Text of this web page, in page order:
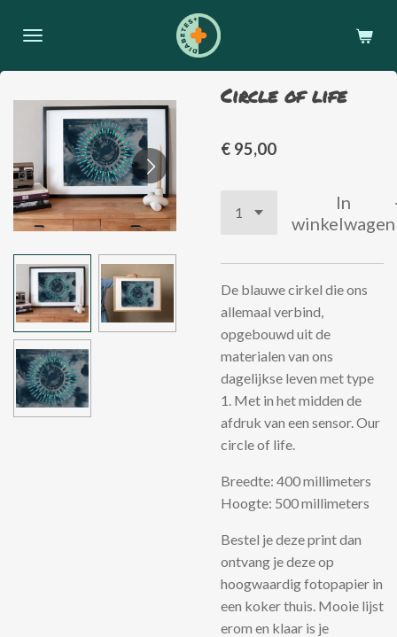
direct
hoofdinhoud
Circle of life
€ 95,00
In
winkelwagen
De blauwe cirkel die ons
allemaal verbind,
opgebouwd uit de
materialen van ons
dagelijkse leven met type
1. Met in het midden de
afdruk van een sensor. Our
circle of life.
Breedte: 400 millimeters
Hoogte: 500 millimeters
Bestel je deze print dan
ontvang je deze op
hoogwaardig fotopapier in
een koker thuis. Mooie lijst
erom en klaar is je